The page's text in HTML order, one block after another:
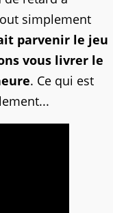
simplement
parvenir le jeu
vous livrer le
. Ce qui est